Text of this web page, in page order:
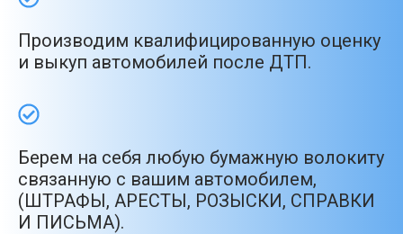
Производим квалифицированную оценку
и выкуп автомобилей после ДТП.
Берем на себя любую бумажную волокиту
связанную с вашим автомобилем,
(ШТРАФЫ, АРЕСТЫ, РОЗЫСКИ, СПРАВКИ
И ПИСЬМА).